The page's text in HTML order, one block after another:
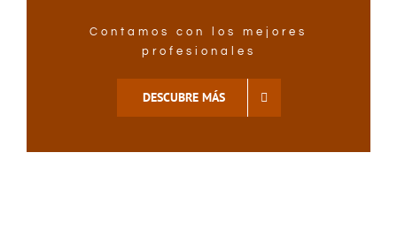
Contamos con los mejores
profesionales
DESCUBRE MÁS